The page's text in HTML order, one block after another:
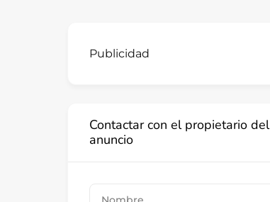
Publicidad
Contactar con el propietario del
anuncio